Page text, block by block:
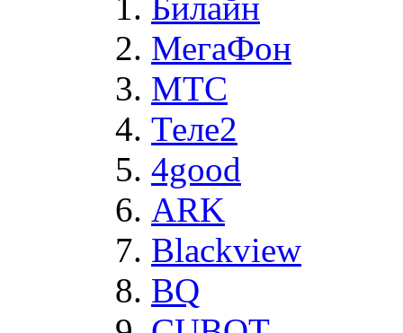
Билайн
МегаФон
MTC
Теле2
4good
ARK
Blackview
BQ